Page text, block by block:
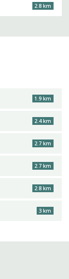
2.8 km
1.9 km
2.4 km
2.7 km
2.7 km
2.8 km
3 km